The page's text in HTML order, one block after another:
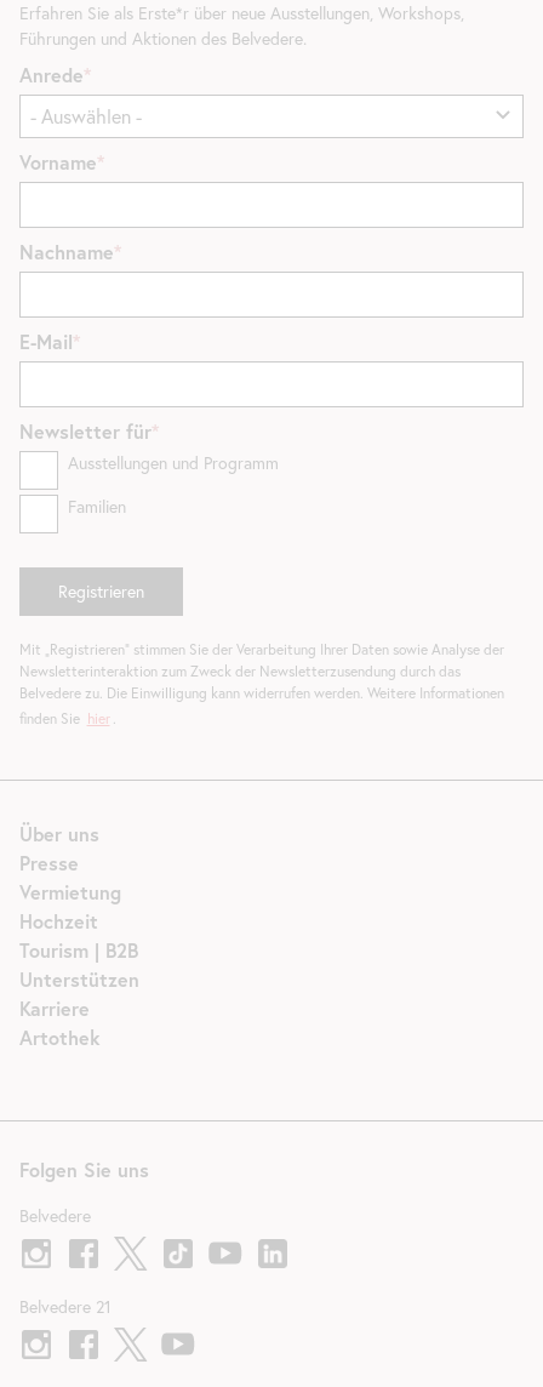
Über uns
Presse
Vermietung
Hochzeit
Tourism | B2B
Unterstützen
Karriere
Artothek
Folgen Sie uns
Belvedere
Belvedere 21
Erfahren Sie als Erste*r über neue Ausstellungen, Workshops,
Führungen und Aktionen des Belvedere.
Anrede
Vorname
Nachname
E-Mail
Newsletter für
Ausstellungen und Programm
Familien
Mit „Registrieren“ stimmen Sie der Verarbeitung Ihrer Daten sowie Analyse der
Newsletterinteraktion zum Zweck der Newsletterzusendung durch das
Belvedere zu. Die Einwilligung kann widerrufen werden. Weitere Informationen
finden Sie hier